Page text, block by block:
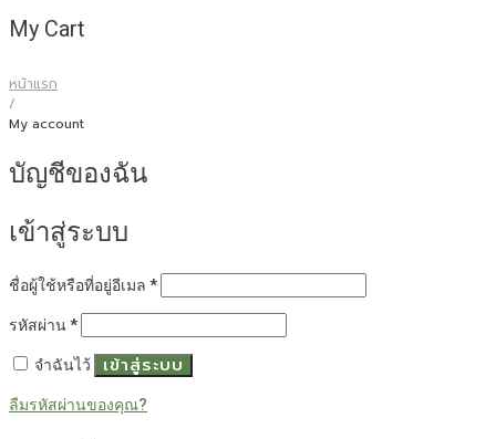
My Cart
หน้าแรก
/
My account
บัญชีของฉัน
เข้าสู่ระบบ
ชื่อผู้ใช้หรือที่อยู่อีเมล *ต้องการ
รหัสผ่าน*ต้องการ
จำฉันไว้ เข้าสู่ระบบ
ลืมรหัสผ่านของคุณ?